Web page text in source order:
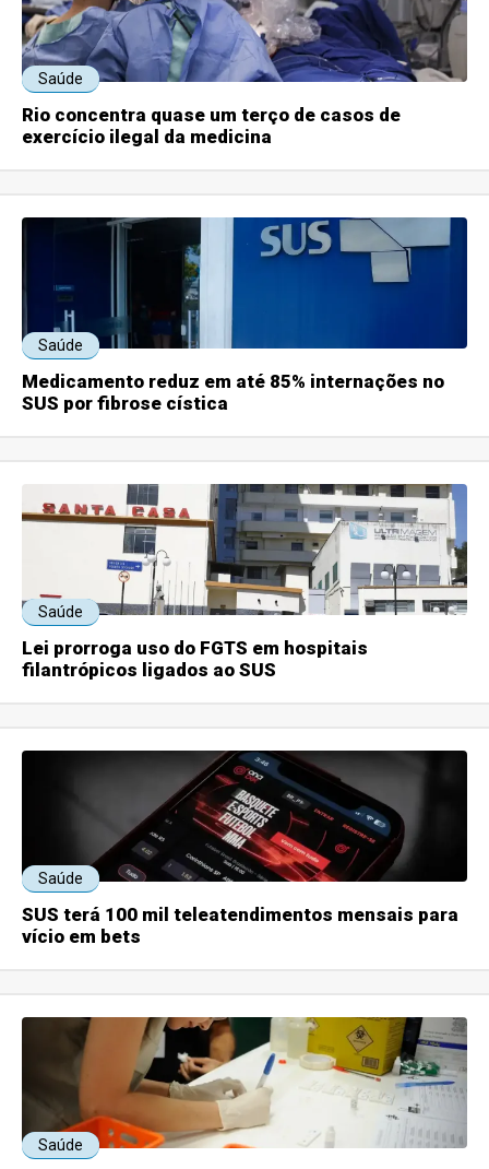
Saúde
Rio concentra quase um terço de casos de
exercício ilegal da medicina
Saúde
Medicamento reduz em até 85% internações no
SUS por fibrose cística
Saúde
Lei prorroga uso do FGTS em hospitais
filantrópicos ligados ao SUS
Saúde
SUS terá 100 mil teleatendimentos mensais para
vício em bets
Saúde